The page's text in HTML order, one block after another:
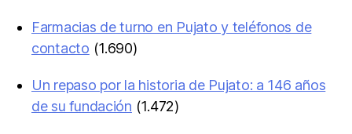
Farmacias de turno en Pujato y teléfonos de
contacto (1.690)
Un repaso por la historia de Pujato: a 146 años
de su fundación (1.472)